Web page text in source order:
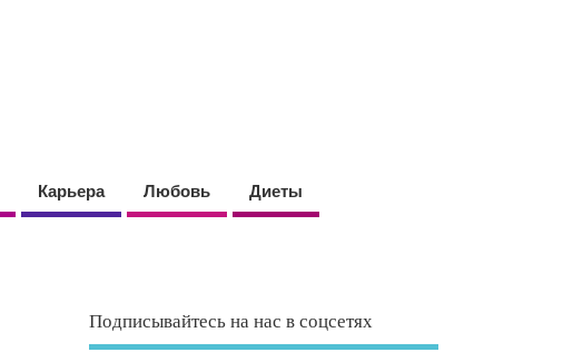
Карьера Любовь Диеты
Подписывайтесь на нас в соцсетях